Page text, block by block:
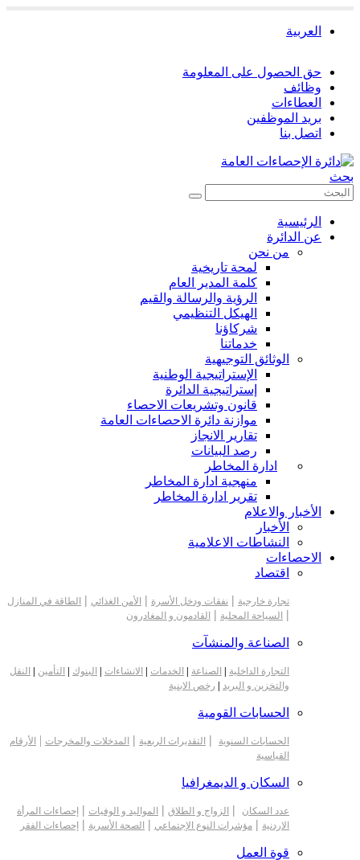
العربية
حق الحصول على المعلومة
وظائف
العطاءات
بريد الموظفين
اتصل بنا
بحث
الرئيسية
عن الدائرة
من نحن
لمحة تاريخية
كلمة المدير العام
الرؤية والرسالة والقيم
الهيكل التنظيمي
شركاؤنا
خدماتنا
الوثائق التوجيهية
الإستراتيجية الوطنية
إستراتيجية الدائرة
قانون وتشريعات الاحصاء
موازنة دائرة الاحصاءات العامة
تقارير الانجاز
رصد البيانات
ادارة المخاطر
منهجية ادارة المخاطر
تقرير ادارة المخاطر
الأخبار والاعلام
الأخبار
النشاطات الاعلامية
الاحصاءات
اقتصاد
تجارة خارجية | نفقات ودخل الأسرة | الأمن الغذائي | الطاقة في المنازل
| السياحة المحلية | القادمون و المغادرون
الصناعة والمنشآت
التجارة الداخلية الصناعة الخدمات الانشاءات البنوك التأمين
النقل
والتخزين و البريد
رخص الابنية
الحسابات القومية
الحسابات السنوية | التقديرات الربعية | المدخلات والمخرجات |
الأرقام
القياسية
السكان و الديمغرافيا
عدد السكان | الزواج و الطلاق | المواليد و الوفيات | إحصاءات المرأة
الاردنية | مؤشرات النوع الإجتماعي | الصحة الأسرية | إحصاءات الفقر
قوة العمل